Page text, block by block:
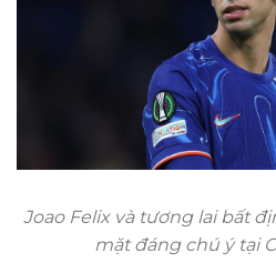
Joao Felix và tương lai bất
mặt đáng chú ý tại